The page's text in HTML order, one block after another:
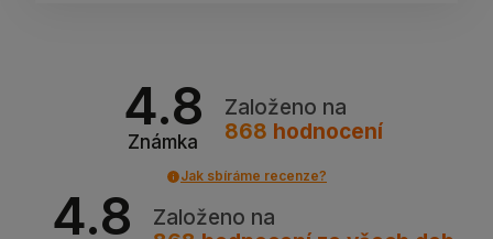
4.8
Známka
Založeno na
868 hodnocení
Jak sbíráme recenze?
4.8
Založeno na